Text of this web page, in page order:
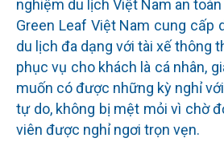
nghiệm du lịch Việt Nam an
Green Leaf Việt Nam cung cấp
du lịch đa dạng với tài xế thông
phục vụ cho khách là cá nhân,
muốn có được những kỳ nghỉ
tự do, không bị mệt mỏi vì chờ
viên được nghỉ ngơi trọn vẹn.